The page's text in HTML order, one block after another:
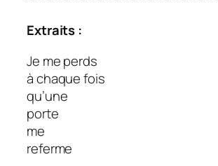
Extraits :
Je me perds
à chaque fois
qu’une
porte
me
referme